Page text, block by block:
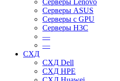
Серверы Lenovo
Серверы ASUS
Серверы c GPU
Серверы H3C
—
—
СХД
СХД Dell
СХД HPE